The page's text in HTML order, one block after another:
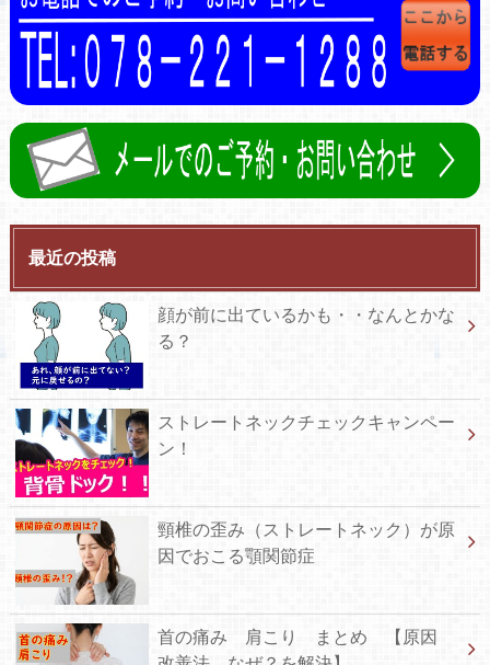
最近の投稿
顔が前に出ているかも・・なんとかな
る？
ストレートネックチェックキャンペー
ン！
頸椎の歪み（ストレートネック）が原
因でおこる顎関節症
首の痛み 肩こり まとめ 【原因